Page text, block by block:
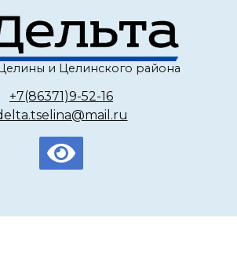
и Целинского района
+7(86371)9-52-16